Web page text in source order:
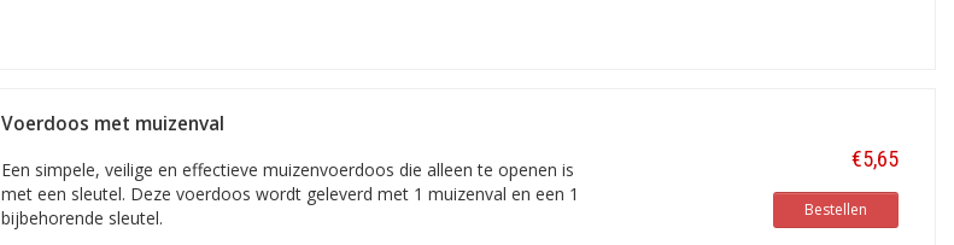
Voerdoos met muizenval
Een simpele, veilige en effectieve muizenvoerdoos die alleen te openen is
met een sleutel. Deze voerdoos wordt geleverd met 1 muizenval en een 1
bijbehorende sleutel.
€5,65
Bestellen